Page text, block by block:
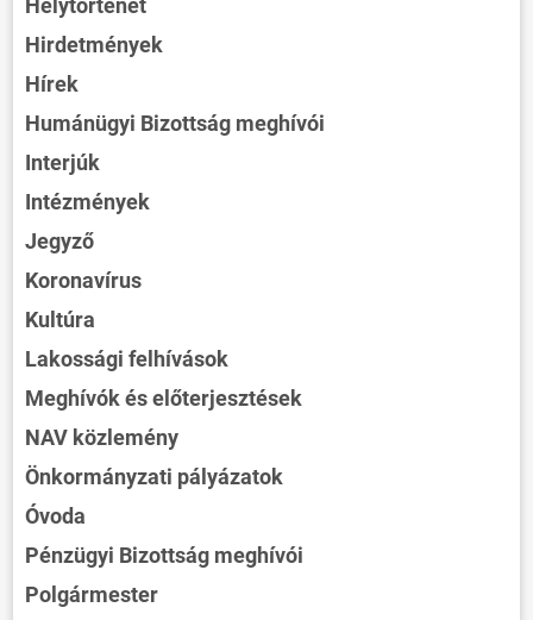
Helytörténet
Hirdetmények
Hírek
Humánügyi Bizottság meghívói
Interjúk
Intézmények
Jegyző
Koronavírus
Kultúra
Lakossági felhívások
Meghívók és előterjesztések
NAV közlemény
Önkormányzati pályázatok
Óvoda
Pénzügyi Bizottság meghívói
Polgármester